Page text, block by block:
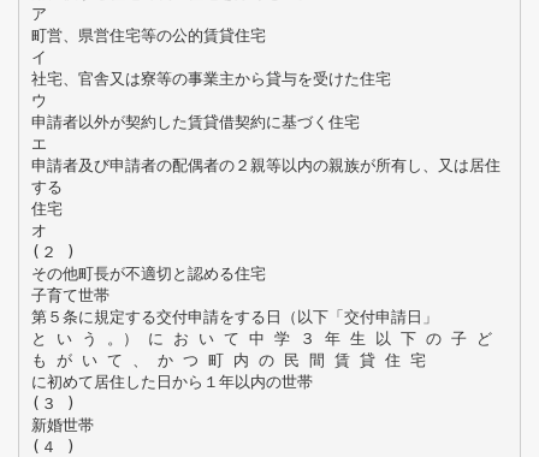
ア
町営、県営住宅等の公的賃貸住宅
イ
社宅、官舎又は寮等の事業主から貸与を受けた住宅
ウ
申請者以外が契約した賃貸借契約に基づく住宅
エ
申請者及び申請者の配偶者の２親等以内の親族が所有し、又は居住
する
住宅
オ
(２ )
その他町長が不適切と認める住宅
子育て世帯
第５条に規定する交付申請をする日（以下「交付申請日」
と い う 。） に お い て 中 学 ３ 年 生 以 下 の 子 ど
も が い て 、 か つ 町 内 の 民 間 賃 貸 住 宅
に初めて居住した日から１年以内の世帯
(３ )
新婚世帯
(４ )